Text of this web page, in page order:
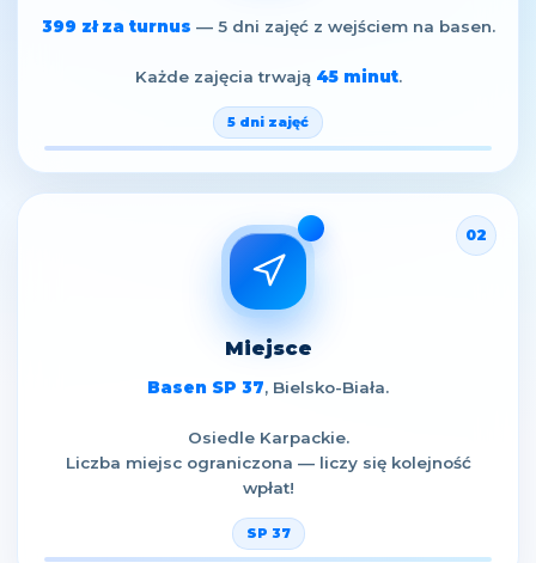
399 zł za turnus — 5 dni zajęć z wejściem na basen.
Każde zajęcia trwają 45 minut.
5 dni zajęć
02
Miejsce
Basen SP 37, Bielsko-Biała.
Osiedle Karpackie.
Liczba miejsc ograniczona — liczy się kolejność
wpłat!
SP 37